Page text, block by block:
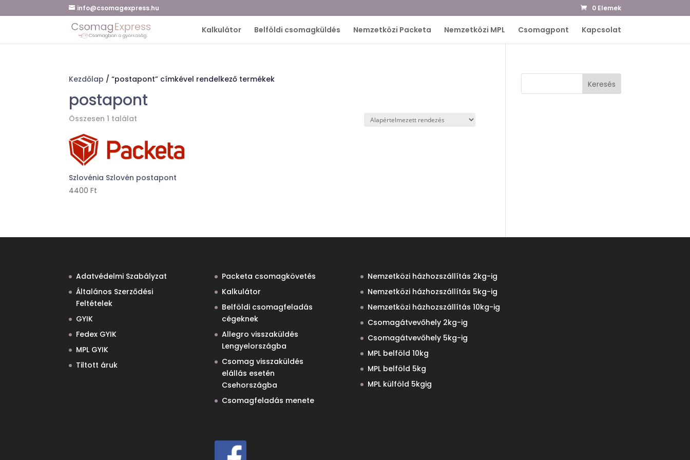
info@csomagexpress.hu 0 Elemek
Kalkulátor Belföldi csomagküldés Nemzetközi Packeta Nemzetközi MPL Csomagpont Kapcsolat
Kezdőlap / “postapont” címkével rendelkező termékek
postapont
Összesen 1 találat
Szlovénia Szlovén postapont
4400Ft
Keresés
Adatvédelmi Szabályzat
Általános Szerződési
Feltételek
GYIK
Fedex GYIK
MPL GYIK
Tiltott áruk
Packeta csomagkövetés
Kalkulátor
Belföldi csomagfeladás
cégeknek
Allegro visszaküldés
Lengyelországba
Csomag visszaküldés
elállás esetén
Csehországba
Csomagfeladás menete
Nemzetközi házhozszállítás 2kg-ig
Nemzetközi házhozszállítás 5kg-ig
Nemzetközi házhozszállítás 10kg-ig
Csomagátvevőhely 2kg-ig
Csomagátvevőhely 5kg-ig
MPL belföld 10kg
MPL belföld 5kg
MPL külföld 5kgig